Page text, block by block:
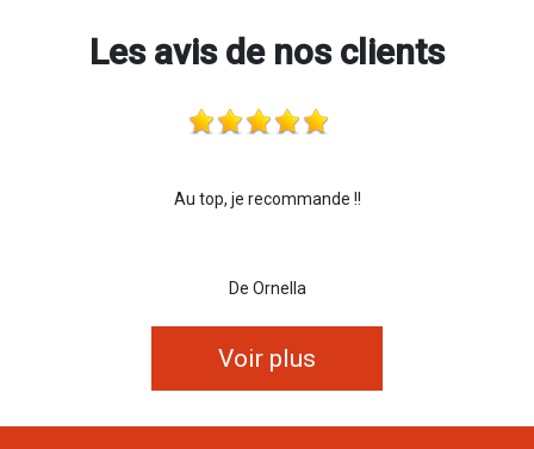
Les avis de nos clients
Au top, je recommande !!
De Ornella
Voir plus